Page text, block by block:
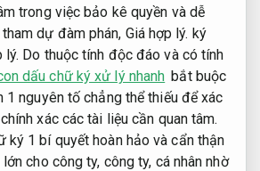
trong việc bảo kê quyền và dễ
dự đàm phán, Giá hợp lý. ký
lý. Do thuộc tính độc đáo và có tính
dấu chữ ký xử lý nhanh bắt buộc
1 nguyên tố chẳng thể thiếu để xác
xác các tài liệu cần quan tâm.
ký 1 bí quyết hoàn hảo và cẩn thận
cho công ty, công ty, cá nhân nhờ